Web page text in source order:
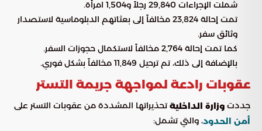
شملت الإجراءات 29,840 رجلاً و1,504 امرأة.
تمت إحالة 23,824 مخالفاً إلى بعثاتهم الدبلوماسية لاستصدار
وثائق سفر.
كما تمت إحالة 2,764 مخالفاً لاستكمال حجوزات السفر.
بالإضافة إلى ذلك، تم ترحيل 11,849 مخالفاً بشكل فوري.
عقوبات رادعة لمواجهة جريمة التستر
جددت وزارة الداخليةتحذيراتها المشددة من عقوبات التستر على
أمن الحدود، والتي تشمل: